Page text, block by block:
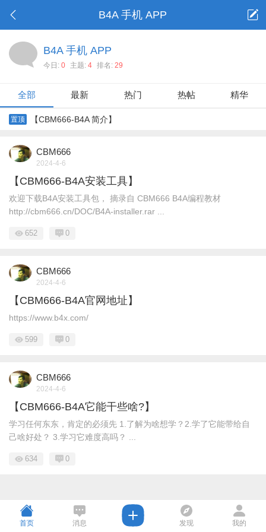
B4A 手机 APP
B4A 手机 APP
今日: 0 主题: 4 排名: 29
全部 最新 热门 热帖 精华
置顶 【CBM666-B4A 简介】
CBM666
2024-4-6
【CBM666-B4A安装工具】
欢迎下载B4A安装工具包， 摘录自 CBM666 B4A编程教材
http://cbm666.cn/DOC/B4A-installer.rar ...
652 0
CBM666
2024-4-6
【CBM666-B4A官网地址】
https://www.b4x.com/
599 0
CBM666
2024-4-6
【CBM666-B4A它能干些啥?】
学习任何东东，肯定的必须先 1.了解为啥想学？2.学了它能带给自
己啥好处？ 3.学习它难度高吗？ ...
634 0
首页 消息 发现 我的